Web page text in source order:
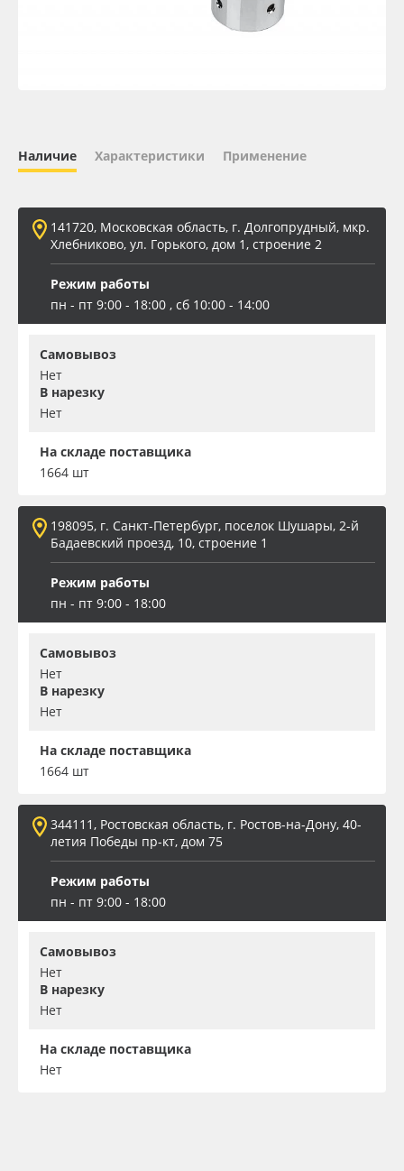
ПЭТ листовой
ПЭТ бэклит
Вспененный ПВХ
Баннер
Заготовки для сувениров
Наличие Характеристики Применение
141720, Московская область, г. Долгопрудный, мкр.
Хлебниково, ул. Горького, дом 1, строение 2
Режим работы
пн - пт 9:00 - 18:00 , сб 10:00 - 14:00
Самовывоз
Нет
В нарезку
Нет
На складе поставщика
1664 шт
198095, г. Санкт-Петербург, поселок Шушары, 2-й
Бадаевский проезд, 10, строение 1
Режим работы
пн - пт 9:00 - 18:00
Самовывоз
Нет
В нарезку
Нет
На складе поставщика
1664 шт
344111, Ростовская область, г. Ростов-на-Дону, 40-
летия Победы пр-кт, дом 75
Режим работы
пн - пт 9:00 - 18:00
Самовывоз
Нет
В нарезку
Нет
На складе поставщика
Нет